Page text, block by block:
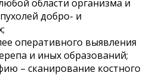
области организма и
добро- и
оперативного выявления
и иных образований;
– сканирование костного